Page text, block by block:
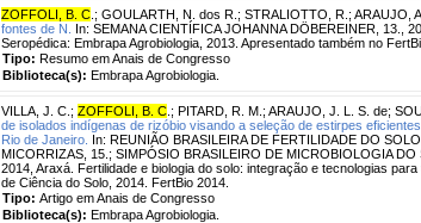
ZOFFOLI, B. C ; GOULARTH, N. dos R. ; STRALIOTTO, R. ; ARAUJO,
fontes de N.
In: SEMANA CIENTÍFICA JOHANNA DÖBEREINER, 13.,
Seropédica: Embrapa Agrobiologia, 2013. Apresentado também no
Tipo: Resumo em Anais de Congresso
Biblioteca(s): Embrapa Agrobiologia.
VILLA, J. C. ; ZOFFOLI, B. C ; PITARD, R. M. ; ARAUJO, J. L. S. de;
de isolados indígenas de rizóbio visando a seleção de estirpes
Rio de Janeiro. In: REUNIÃO BRASILEIRA DE FERTILIDADE DO
MICORRIZAS, 15.; SIMPÓSIO BRASILEIRO DE MICROBIOLOGIA
2014, Araxá. Fertilidade e biologia do solo: integração e tecnologias
de Ciência do Solo, 2014. FertBio 2014.
Tipo: Artigo em Anais de Congresso
Biblioteca(s): Embrapa Agrobiologia.